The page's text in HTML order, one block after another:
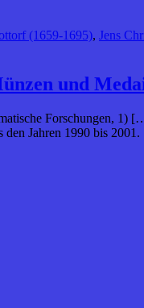
(1659-1695), Jens
und
Forschungen, 1)
Jahren 1990 bis 2001.